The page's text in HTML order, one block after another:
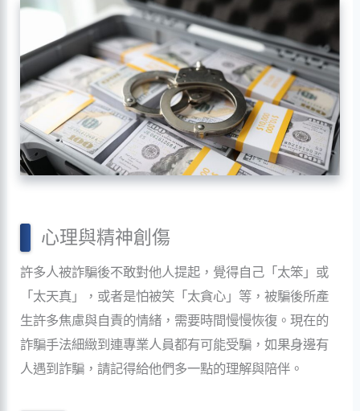
心理與精神創傷
許多人被詐騙後不敢對他人提起，覺得自己「太笨」或
「太天真」，或者是怕被笑「太貪心」等，被騙後所產
生許多焦慮與自責的情緒，需要時間慢慢恢復。現在的
詐騙手法細緻到連專業人員都有可能受騙，如果身邊有
人遇到詐騙，請記得給他們多一點的理解與陪伴。